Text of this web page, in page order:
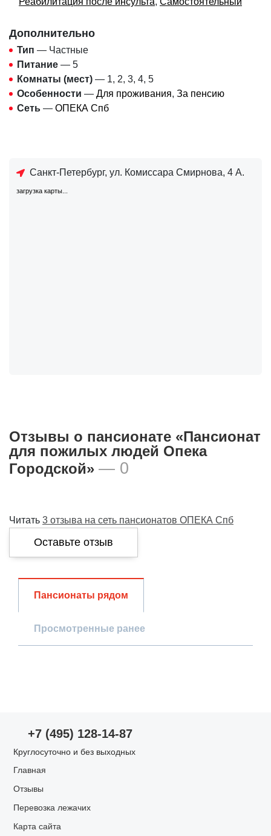
Дополнительно
Тип — Частные
Питание — 5
Комнаты (мест) — 1, 2, 3, 4, 5
Особенности — Для проживания, За пенсию
Сеть — ОПЕКА Спб
Санкт-Петербург, ул. Комиссара Смирнова, 4 А.
загрузка карты...
Отзывы о пансионате «Пансионат
для пожилых людей Опека
Городской» — 0
Читать 3 отзыва на сеть пансионатов ОПЕКА Спб
Оставьте отзыв
Опыт использования
Уход за пожилыми
Питание
Пансионаты рядом
Просмотренные ранее
+7 (495) 128-14-87
Круглосуточно и без выходных
Главная
Отзывы
Перевозка лежачих
Карта сайта